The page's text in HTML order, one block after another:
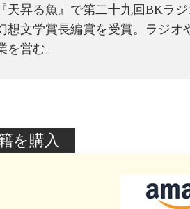
天昇る魚』で第二十九回BKラ
想文学賞長編賞を受賞。ラジオ
を営む。
を購入